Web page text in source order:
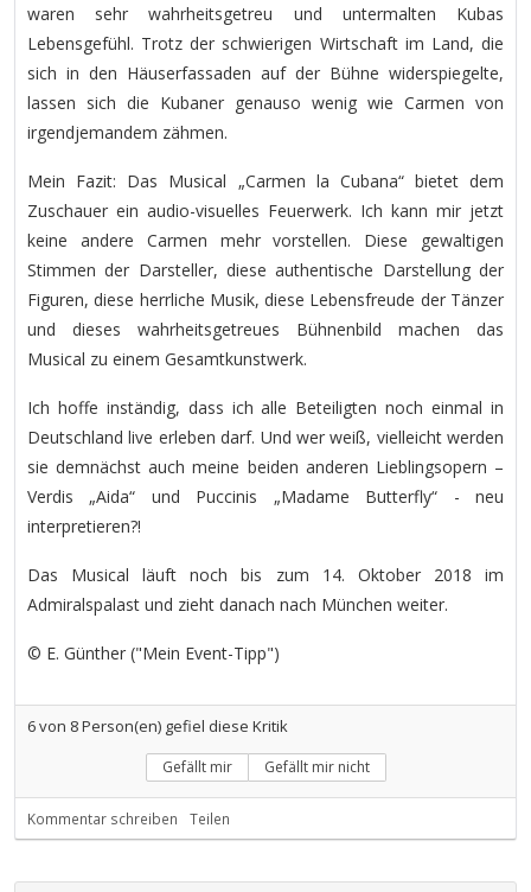
waren sehr wahrheitsgetreu und untermalten Kubas
Lebensgefühl. Trotz der schwierigen Wirtschaft im Land, die
sich in den Häuserfassaden auf der Bühne widerspiegelte,
lassen sich die Kubaner genauso wenig wie Carmen von
irgendjemandem zähmen.
Mein Fazit: Das Musical „Carmen la Cubana“ bietet dem
Zuschauer ein audio-visuelles Feuerwerk. Ich kann mir jetzt
keine andere Carmen mehr vorstellen. Diese gewaltigen
Stimmen der Darsteller, diese authentische Darstellung der
Figuren, diese herrliche Musik, diese Lebensfreude der Tänzer
und dieses wahrheitsgetreues Bühnenbild machen das
Musical zu einem Gesamtkunstwerk.
Ich hoffe inständig, dass ich alle Beteiligten noch einmal in
Deutschland live erleben darf. Und wer weiß, vielleicht werden
sie demnächst auch meine beiden anderen Lieblingsopern –
Verdis „Aida“ und Puccinis „Madame Butterfly“ - neu
interpretieren?!
Das Musical läuft noch bis zum 14. Oktober 2018 im
Admiralspalast und zieht danach nach München weiter.
© E. Günther ("Mein Event-Tipp")
6von 8Person(en) gefiel diese Kritik
Gefällt mir Gefällt mir nicht
Kommentar schreiben Teilen